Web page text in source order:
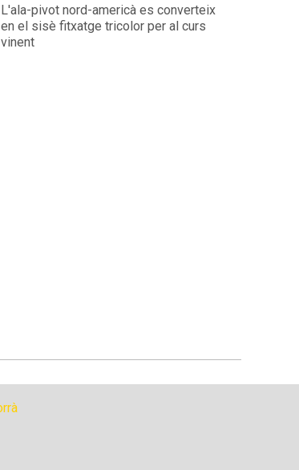
L'ala-pivot nord-americà es converteix
en el sisè fitxatge tricolor per al curs
vinent